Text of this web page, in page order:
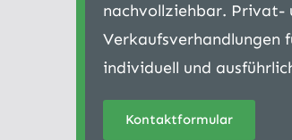
nachvollziehbar. Privat-
Verkaufsverhandlungen
individuell und
Kontaktformular